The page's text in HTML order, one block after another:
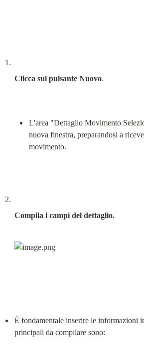
Clicca sul pulsante Nuovo.
L'area "Dettaglio Movimento
nuova finestra, preparandosi a
movimento.
Compila i campi del dettaglio.
È fondamentale inserire le informazioni